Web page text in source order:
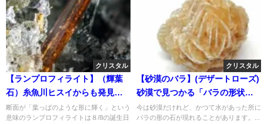
クリスタル
【ランプロフィライト】（輝葉
石）糸魚川ヒスイからも発見さ
れる鉱物
断面が「葉っぱのような形に輝く」という
意味のランプロフィライトは８/8の誕生日
クリスタル
【砂漠のバラ】(デザートローズ)
砂漠で見つかる「バラの形状」
の石
今は砂漠だけれど、かつて水があった所に
バラの形の石が現れることがあります。...